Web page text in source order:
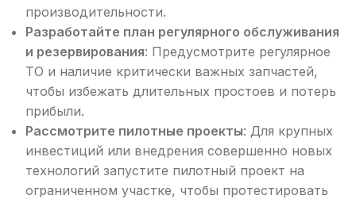
производительности.
Разработайте план регулярного обслуживания
и резервирования: Предусмотрите регулярное
ТО и наличие критически важных запчастей,
чтобы избежать длительных простоев и потерь
прибыли.
Рассмотрите пилотные проекты: Для крупных
инвестиций или внедрения совершенно новых
технологий запустите пилотный проект на
ограниченном участке, чтобы протестировать